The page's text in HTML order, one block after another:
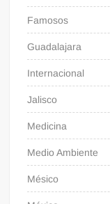
Famosos
Guadalajara
Internacional
Jalisco
Medicina
Medio Ambiente
Mésico